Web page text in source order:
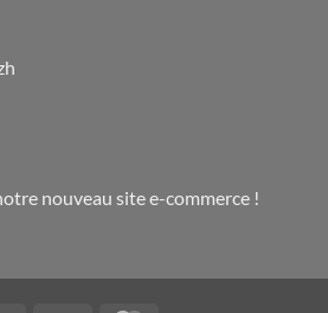
nouveau site e-commerce !